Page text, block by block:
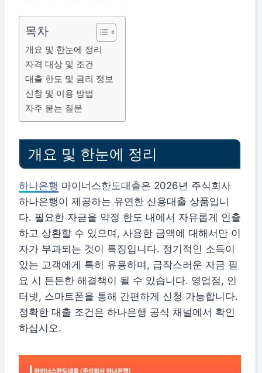
목차
개요 및 한눈에 정리
자격 대상 및 조건
대출 한도 및 금리 정보
신청 및 이용 방법
자주 묻는 질문
개요 및 한눈에 정리
하나은행 마이너스한도대출은 2026년 주식회사
하나은행이 제공하는 유연한 신용대출 상품입니
다. 필요한 자금을 약정 한도 내에서 자유롭게 인출
하고 상환할 수 있으며, 사용한 금액에 대해서만 이
자가 부과되는 것이 특징입니다. 정기적인 소득이
있는 고객에게 특히 유용하며, 급작스러운 자금 필
요 시 든든한 해결책이 될 수 있습니다. 영업점, 인
터넷, 스마트폰을 통해 간편하게 신청 가능합니다.
정확한 대출 조건은 하나은행 공식 채널에서 확인
하십시오.